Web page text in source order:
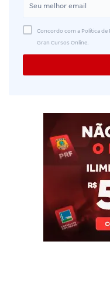
Concordo com a Política de
Gran Cursos Online.